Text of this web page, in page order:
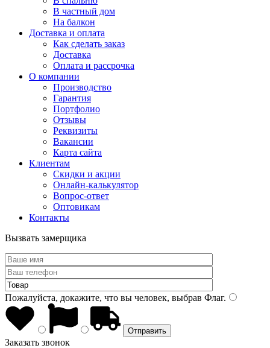
В частный дом
На балкон
Доставка и оплата
Как сделать заказ
Доставка
Оплата и рассрочка
О компании
Производство
Гарантия
Портфолио
Отзывы
Реквизиты
Вакансии
Карта сайта
Клиентам
Скидки и акции
Онлайн-калькулятор
Вопрос-ответ
Оптовикам
Контакты
Вызвать замерщика
Пожалуйста, докажите, что вы человек, выбрав Флаг.
Заказать звонок